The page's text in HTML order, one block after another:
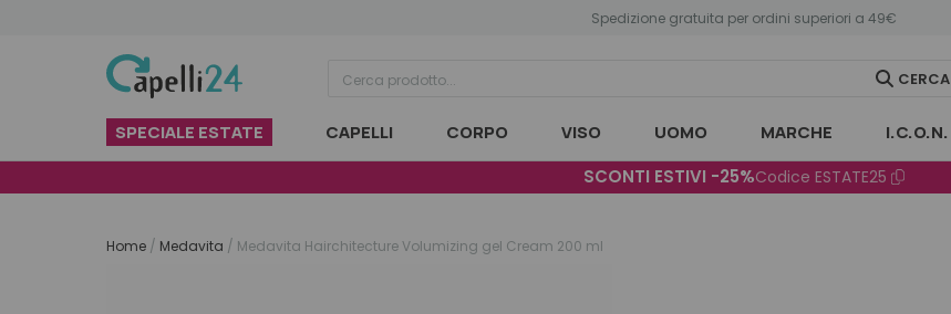
Spedizione gratuita per ordini superiori a 49€
CERCA
SPECIALE ESTATE CAPELLI CORPO VISO UOMO MARCHE I.C.O.N.
SCONTI ESTIVI -25%Codice ESTATE25
Home / Medavita / Medavita Hairchitecture Volumizing gel Cream 200 ml